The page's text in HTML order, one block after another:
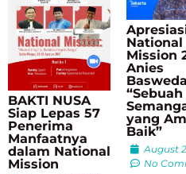
BAKTI NUSA
Siap Lepas 57
Penerima
Manfaatnya
dalam National
Mission
National
Mission
Anies
“Sebuah
yang
Baik”
August
No